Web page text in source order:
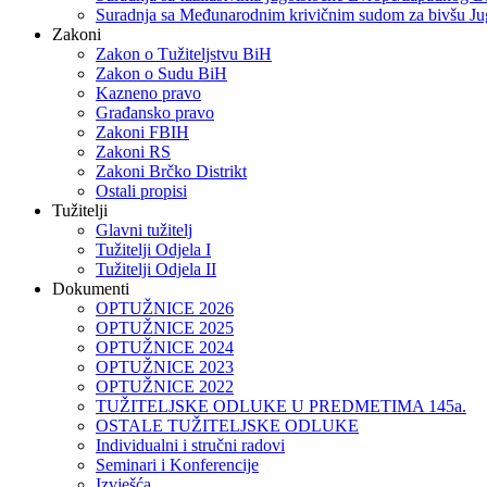
Suradnja sa Međunarodnim krivičnim sudom za bivšu
Zakoni
Zakon o Тužiteljstvu BiH
Zakon o Sudu BiH
Kazneno pravo
Građansko pravo
Zakoni FBIH
Zakoni RS
Zakoni Brčko Distrikt
Ostali propisi
Tužitelji
Glavni tužitelj
Tužitelji Odjela I
Tužitelji Odjela II
Dokumenti
OPTUŽNICE 2026
OPTUŽNICE 2025
OPTUŽNICE 2024
OPTUŽNICE 2023
OPTUŽNICE 2022
TUŽITELJSKE ODLUKE U PREDMETIMA 145a.
OSTALE TUŽITELJSKE ODLUKE
Individualni i stručni radovi
Seminari i Konferencije